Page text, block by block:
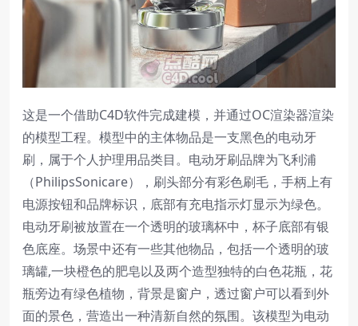
这是一个借助C4D软件完成建模，并通过OC渲染器渲染
的模型工程。模型中的主体物品是一支黑色的电动牙
刷，属于个人护理用品类目。电动牙刷品牌为飞利浦
（PhilipsSonicare），刷头部分有彩色刷毛，手柄上有
电源按钮和品牌标识，底部有充电指示灯显示为绿色。
电动牙刷被放置在一个透明的玻璃杯中，杯子底部有银
色底座。场景中还有一些其他物品，包括一个透明的玻
璃罐,一块橙色的肥皂以及两个造型独特的白色花瓶，花
瓶旁边有绿色植物，背景是窗户，透过窗户可以看到外
面的景色，营造出一种清新自然的氛围。该模型为电动